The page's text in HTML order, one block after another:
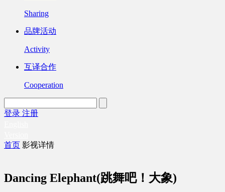
Sharing
品牌活动
Activity
互译合作
Cooperation
登录 注册
首页 影视详情
Dancing Elephant(跳舞吧！大象)